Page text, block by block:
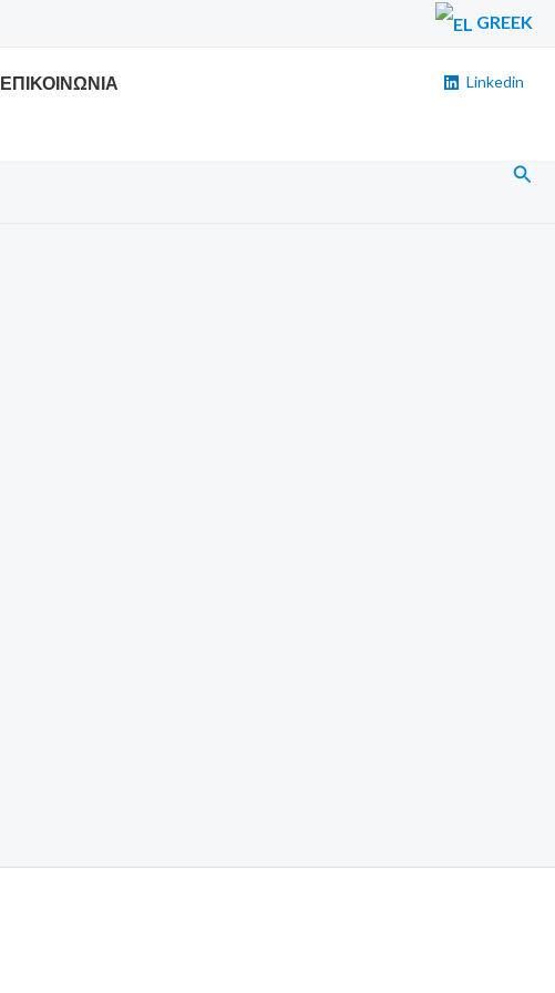
GREEK
ΕΠΙΚΟΙΝΩΝΙΑ Linkedin